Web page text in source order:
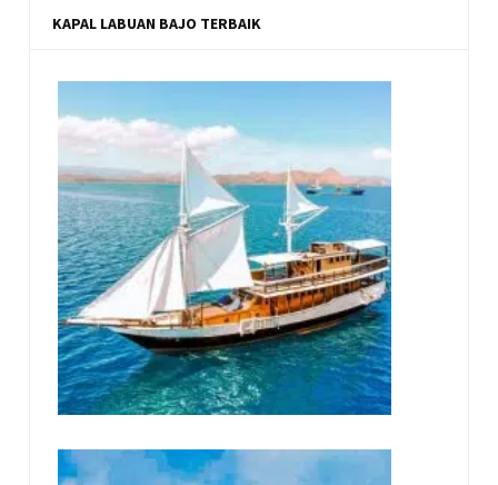
KAPAL LABUAN BAJO TERBAIK